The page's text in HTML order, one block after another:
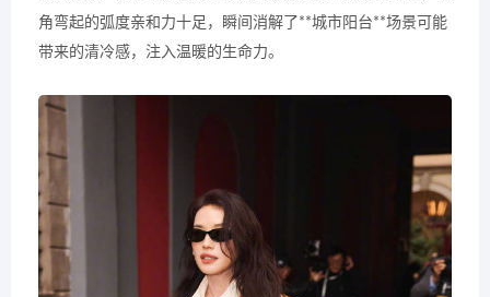
角弯起的弧度亲和力十足，瞬间消解了**城市阳台**场景可能
带来的清冷感，注入温暖的生命力。